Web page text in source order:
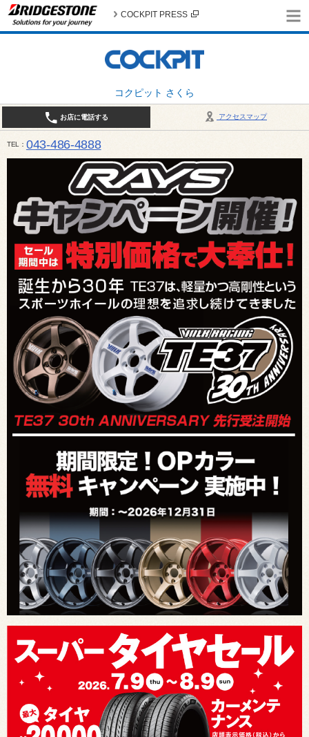
コクピット さくら
COCKPIT PRESS
アクセスマップ
お店に電話する
TEL 043-486-4888
平日9:30～18:30 日・祝日10:00～18:00 最終作業受付：平日18:00 日・祝日17:00 / 定休日：